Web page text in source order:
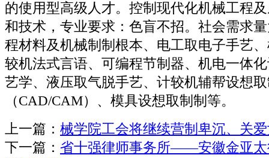
的使用型高级人才。控制现代化机械工程
和技术，专业要求：色盲不招。社会需求
程材料及机械制制根本、电工取电子手艺
较机法式言语、可编程节制器、机电一体
艺学、液压取气脱手艺、计较机辅帮设想
（CAD/CAM）、模具设想取制制等。
上一篇： 械学院工会将继续营制卑沉、关
下一篇： 省十强律师事务所——安徽金亚太